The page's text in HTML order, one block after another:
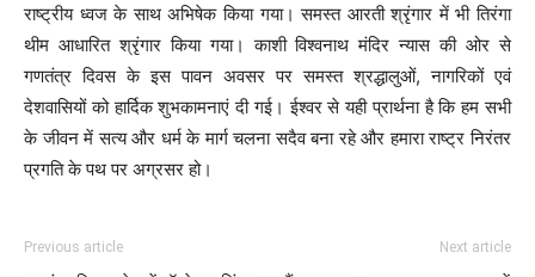
राष्ट्रीय ध्वज के साथ अभिषेक किया गया। समस्त आरती श्रृंगार में भी तिरंगा
थीम आधारित श्रृंगार किया गया। काशी विश्वनाथ मंदिर न्यास की ओर से
गणतंत्र दिवस के इस पावन अवसर पर समस्त श्रद्धालुओं, नागरिकों एवं
देशवासियों को हार्दिक शुभकामनाएं दी गई। ईश्वर से यही प्रार्थना है कि हम सभी
के जीवन में सत्य और धर्म के मार्ग चलना सदैव बना रहे और हमारा राष्ट्र निरंतर
प्रगति के पथ पर अग्रसर हो।
Previous article Next article